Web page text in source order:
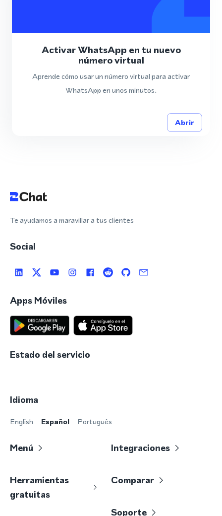
Activar WhatsApp en tu nuevo
número virtual
Aprende cómo usar un número virtual para activar
WhatsApp en unos minutos.
Abrir
Te ayudamos a maravillar a tus clientes
Social
Apps Móviles
Estado del servicio
Idioma
English Español Português
Menú Integraciones
Herramientas
gratuitas
Comparar
Soporte